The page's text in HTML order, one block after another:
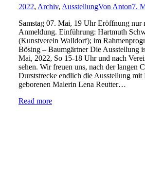
2022, Archiv, AusstellungVon Anton7.
Samstag 07. Mai, 19 Uhr Eröffnung nur
Anmeldung. Einführung: Hartmuth
(Kunstverein Walldorf); im
Bösing – Baumgärtner Die Ausstellung
Mai, 2022, So 15-18 Uhr und nach
sehen. Wir freuen uns, nach der langen
Durststrecke endlich die Ausstellung mit
geborenen Malerin Lena Reutter…
Read more